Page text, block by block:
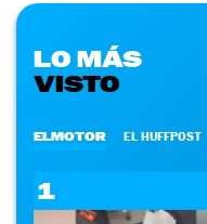
LO MÁS
VISTO
ELMOTOR EL HUFFPOST
1